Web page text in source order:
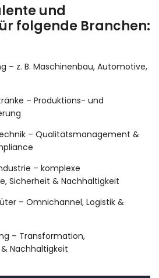
und
folgende Branchen:
– z. B. Maschinenbau, Automotive,
– Produktions- und
– Qualitätsmanagement &
– komplexe
Sicherheit & Nachhaltigkeit
– Omnichannel, Logistik &
– Transformation,
Nachhaltigkeit